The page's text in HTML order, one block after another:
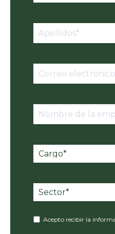
Acepto recibir la